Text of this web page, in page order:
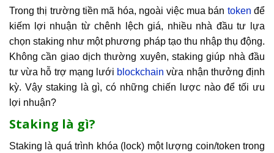
Trong thị trường tiền mã hóa, ngoài việc mua bán token để
kiếm lợi nhuận từ chênh lệch giá, nhiều nhà đầu tư lựa
chọn staking như một phương pháp tạo thu nhập thụ động.
Không cần giao dịch thường xuyên, staking giúp nhà đầu
tư vừa hỗ trợ mạng lưới blockchain vừa nhận thưởng định
kỳ. Vậy staking là gì, có những chiến lược nào để tối ưu
lợi nhuận?
Staking là gì?
Staking là quá trình khóa (lock) một lượng coin/token trong